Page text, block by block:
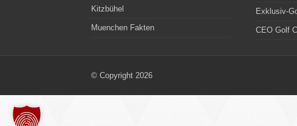
Kitzbühel
Muenchen Fakten
Exklusiv-
CEO Golf
© Copyright 2026